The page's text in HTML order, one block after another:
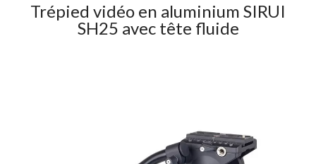
Trépied vidéo en aluminium SIRUI
SH25 avec tête fluide